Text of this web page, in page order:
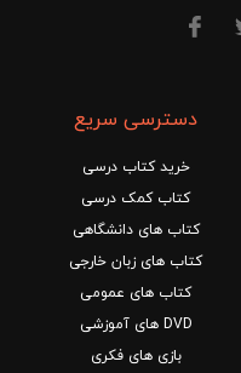
دسترسی سریع
خرید کتاب درسی
کتاب کمک درسی
کتاب های دانشگاهی
کتاب های زبان خارجی
کتاب های عمومی
DVD های آموزشی
بازی های فکری